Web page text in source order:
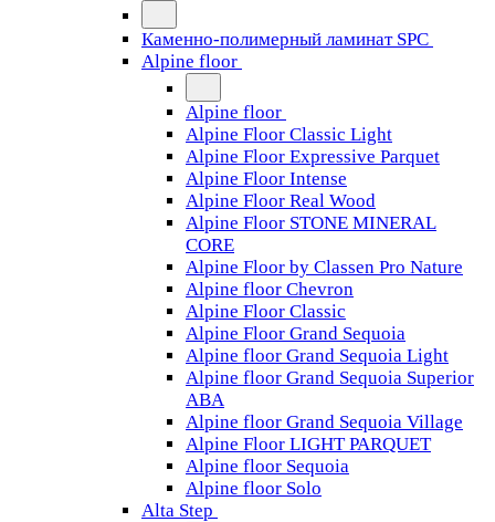
Каменно-полимерный ламинат SPC
Alpine floor
Alpine floor
Alpine Floor Classic Light
Alpine Floor Expressive Parquet
Alpine Floor Intense
Alpine Floor Real Wood
Alpine Floor STONE MINERAL
CORE
Alpine Floor by Classen Pro Nature
Alpine floor Chevron
Alpine Floor Classic
Alpine Floor Grand Sequoia
Alpine floor Grand Sequoia Light
Alpine floor Grand Sequoia Superior
ABA
Alpine floor Grand Sequoia Village
Alpine Floor LIGHT PARQUET
Alpine floor Sequoia
Alpine floor Solo
Alta Step